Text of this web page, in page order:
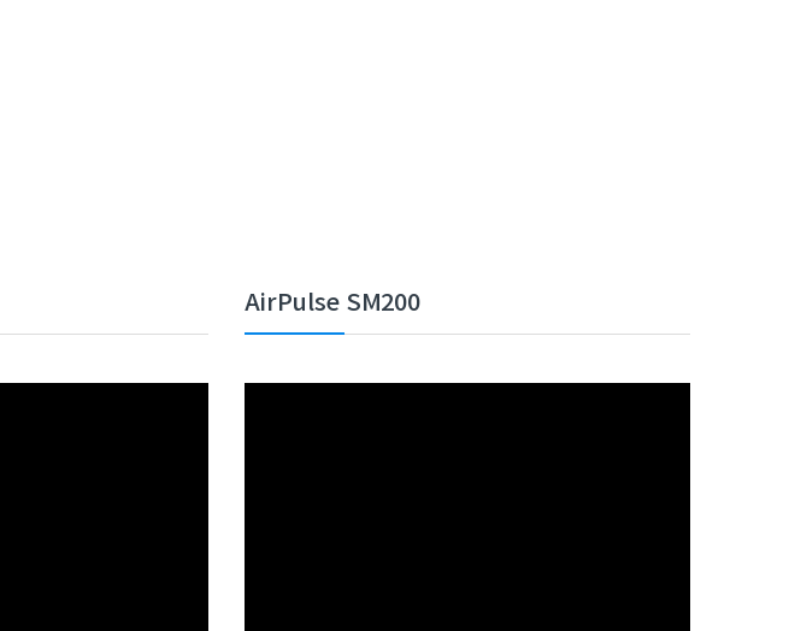
AirPulse SM200